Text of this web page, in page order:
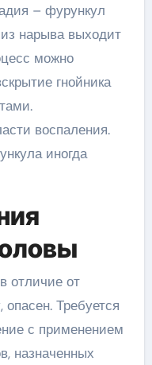
– фурункул
из нарыва выходит
можно
гнойника
воспаления.
иногда
отличие от
Требуется
с применением
назначенных